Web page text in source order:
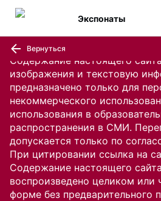
Содержание настоящего
изображения и текстовую
предназначено только для
некоммерческого
использования в
распространения в СМИ.
допускается только по
При цитировании ссылка на
Содержание настоящего
воспроизведено целиком или
форме без предварительного
Экспонаты
Вернуться